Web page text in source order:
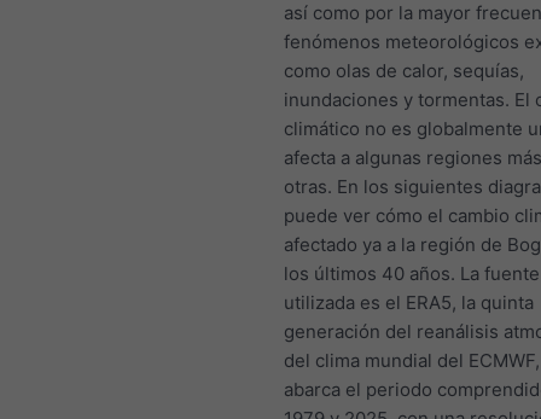
así como por la mayor
fenómenos meteorológicos
como olas de calor, sequías,
inundaciones y tormentas. El
climático no es globalmente
afecta a algunas regiones
otras. En los siguientes
puede ver cómo el cambio
afectado ya a la región de
los últimos 40 años. La
utilizada es el ERA5, la quinta
generación del reanálisis
del clima mundial del
abarca el periodo